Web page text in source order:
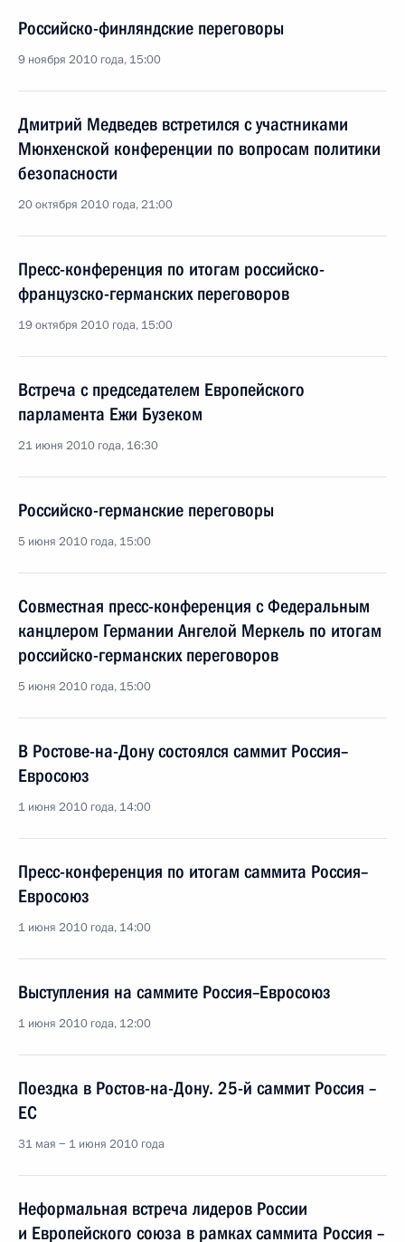
Российско-финляндские переговоры
9 ноября 2010 года, 15:00
Дмитрий Медведев встретился с участниками
Мюнхенской конференции по вопросам политики
безопасности
20 октября 2010 года, 21:00
Пресс-конференция по итогам российско-
французско-германских переговоров
19 октября 2010 года, 15:00
Встреча с председателем Европейского
парламента Ежи Бузеком
21 июня 2010 года, 16:30
Российско-германские переговоры
5 июня 2010 года, 15:00
Совместная пресс-конференция с Федеральным
канцлером Германии Ангелой Меркель по итогам
российско-германских переговоров
5 июня 2010 года, 15:00
В Ростове-на-Дону состоялся саммит Россия–
Евросоюз
1 июня 2010 года, 14:00
Пресс-конференция по итогам саммита Россия–
Евросоюз
1 июня 2010 года, 14:00
Выступления на саммите Россия–Евросоюз
1 июня 2010 года, 12:00
Поездка в Ростов-на-Дону. 25-й саммит Россия –
ЕC
31 мая − 1 июня 2010 года
Неформальная встреча лидеров России
и Европейского союза в рамках саммита Россия –